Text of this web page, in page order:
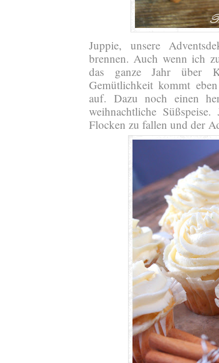
Juppie, unsere
brennen. Auch wenn ich
das ganze Jahr über
Gemütlichkeit kommt
auf. Dazu noch einen
weihnachtliche
Flocken zu fallen und der